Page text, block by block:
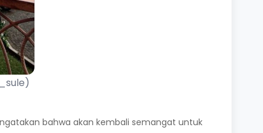
bahwa akan kembali semangat untuk